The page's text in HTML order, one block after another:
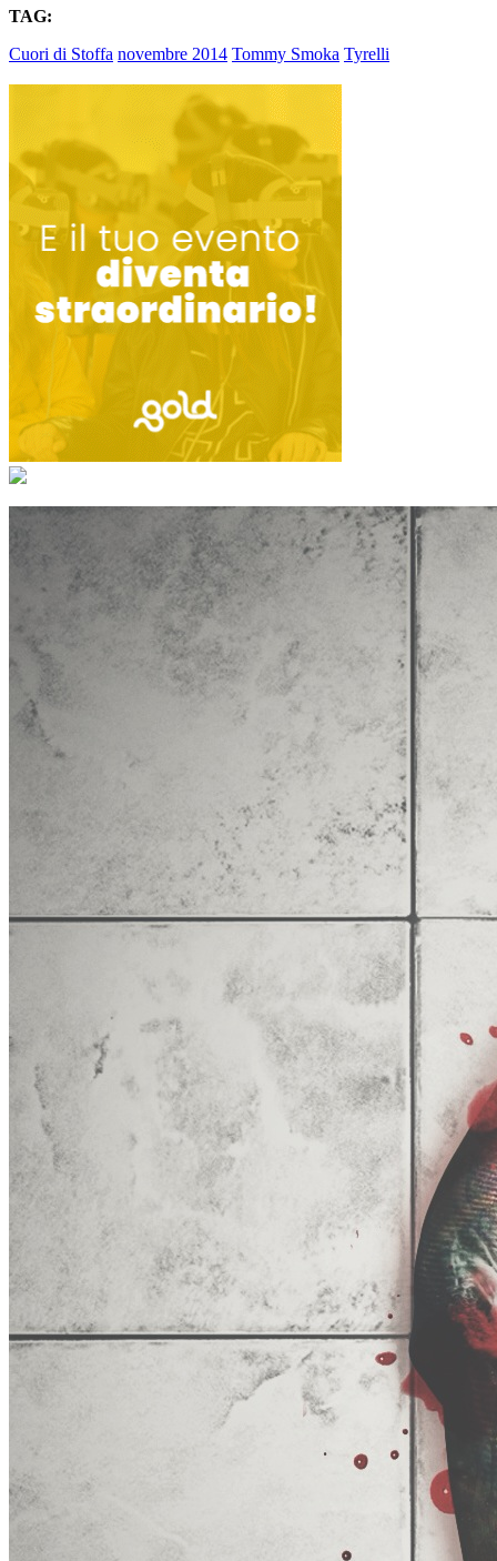
TAG:
Cuori di Stoffa novembre 2014 Tommy Smoka Tyrelli